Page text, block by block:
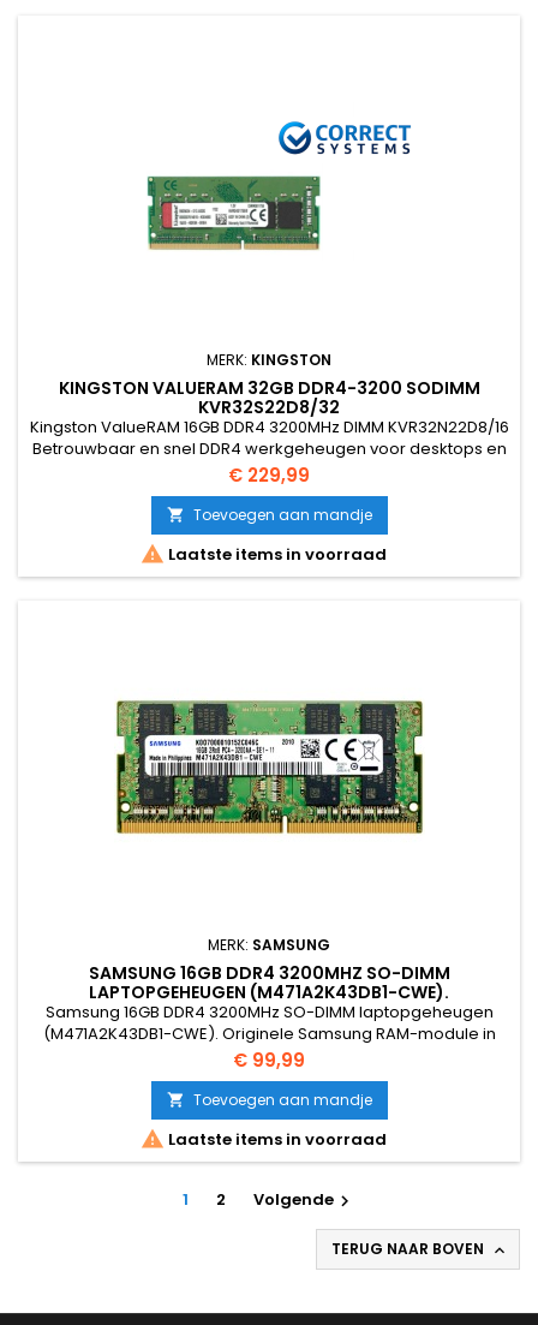
MERK: KINGSTON
KINGSTON VALUERAM 32GB DDR4-3200 SODIMM
KVR32S22D8/32
Kingston ValueRAM 16GB DDR4 3200MHz DIMM KVR32N22D8/16
Betrouwbaar en snel DDR4 werkgeheugen voor desktops en
zakelijke systemen. Ideaal voor uitbreidingen en stabiele
prestaties bij dagelijks gebruik en multitasking.
Prijs
€ 229,99
 Toevoegen aan mandje
 Laatste items in voorraad
MERK: SAMSUNG
SAMSUNG 16GB DDR4 3200MHZ SO-DIMM
LAPTOPGEHEUGEN (M471A2K43DB1-CWE).
Samsung 16GB DDR4 3200MHz SO-DIMM laptopgeheugen
(M471A2K43DB1-CWE). Originele Samsung RAM-module in
2Rx8 (dual rank) uitvoering, geschikt voor laptops en
compacte systemen. Betrouwbaar, energiezuinig en getest
op werking.
Prijs
€ 99,99
 Toevoegen aan mandje
 Laatste items in voorraad
1 2 Volgende 
TERUG NAAR BOVEN 